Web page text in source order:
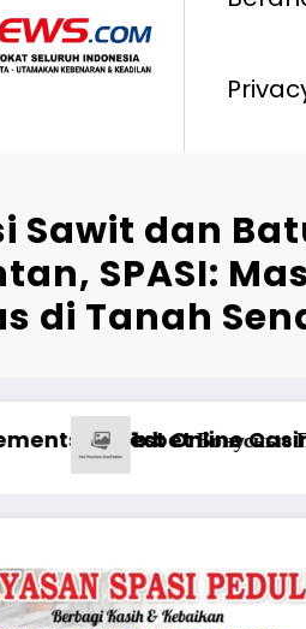
Sawit dan
SPASI:
di Tanah
средств на платформе